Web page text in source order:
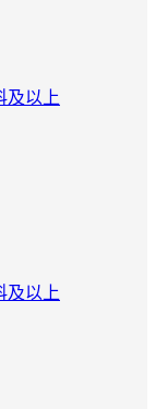
及以上
及以上